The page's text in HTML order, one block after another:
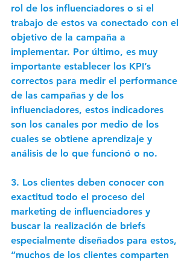
rol de los influenciadores o si el
trabajo de estos va conectado con el
objetivo de la campaña a
implementar. Por último, es muy
importante establecer los KPI’s
correctos para medir el performance
de las campañas y de los
influenciadores, estos indicadores
son los canales por medio de los
cuales se obtiene aprendizaje y
análisis de lo que funcionó o no.
3. Los clientes deben conocer con
exactitud todo el proceso del
marketing de influenciadores y
buscar la realización de briefs
especialmente diseñados para estos,
“muchos de los clientes comparten